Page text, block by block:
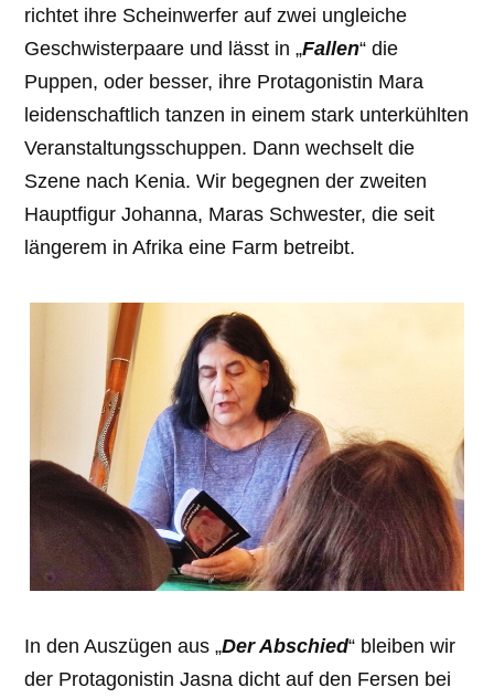
richtet ihre Scheinwerfer auf zwei ungleiche
Geschwisterpaare und lässt in „Fallen“ die
Puppen, oder besser, ihre Protagonistin Mara
leidenschaftlich tanzen in einem stark unterkühlten
Veranstaltungsschuppen. Dann wechselt die
Szene nach Kenia. Wir begegnen der zweiten
Hauptfigur Johanna, Maras Schwester, die seit
längerem in Afrika eine Farm betreibt.
In den Auszügen aus „Der Abschied“ bleiben wir
der Protagonistin Jasna dicht auf den Fersen bei